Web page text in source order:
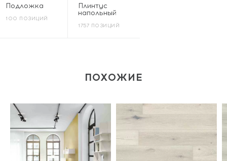
Подложка
100 ПОЗИЦИЙ
Плинтус
напольный
1757 ПОЗИЦИЙ
ПОХОЖИЕ